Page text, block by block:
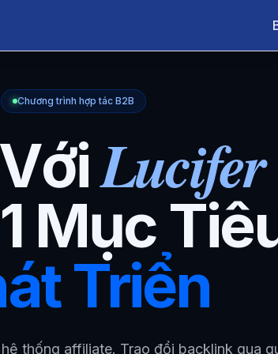
Chương trình hợp tác B2B
Lucifer
Mục
Triển
thống affiliate. Trao đổi backlink qua